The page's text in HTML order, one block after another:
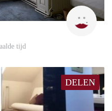
Lizet
tijd
DELEN